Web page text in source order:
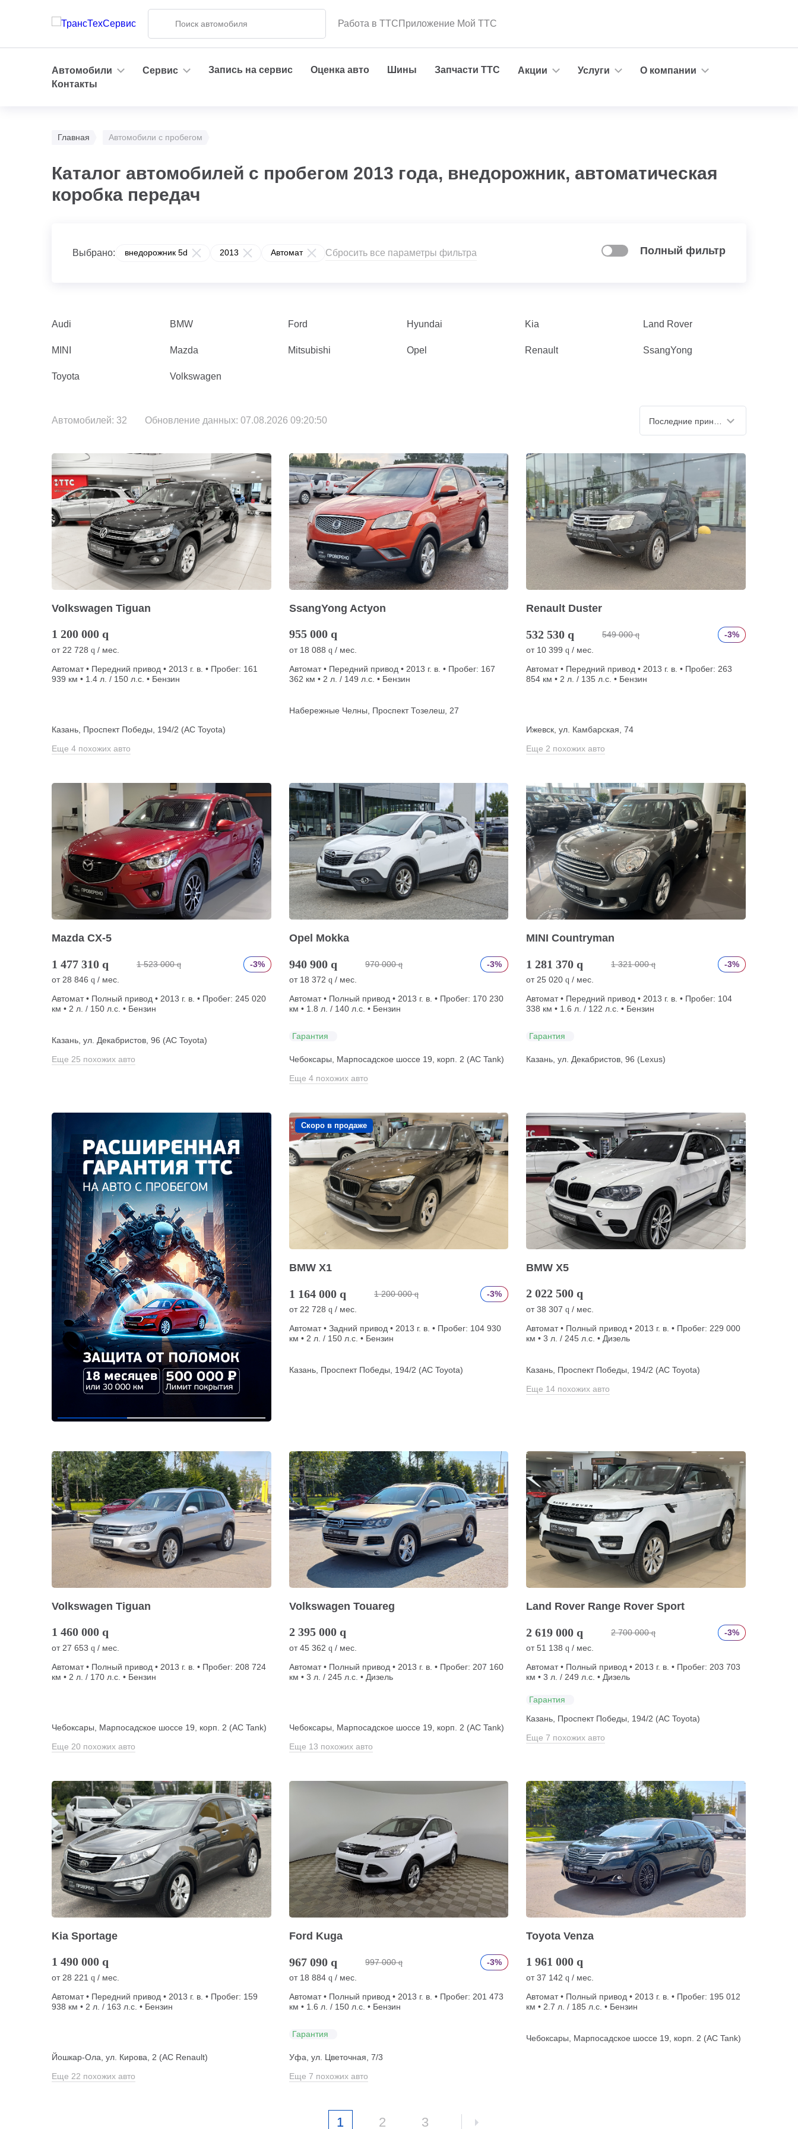
Работа в ТТСПриложение Мой ТТС
Автомобили Сервис Запись на сервис Оценка авто Шины Запчасти ТТС Акции Услуги
О компании
Контакты
Главная Автомобили с пробегом
Каталог автомобилей с пробегом 2013 года, внедорожник, автоматическая
коробка передач
Выбрано: внедорожник 5d 2013 Автомат Сбросить все параметры фильтра Полный фильтр
Audi BMW Ford Hyundai Kia Land Rover
MINI Mazda Mitsubishi Opel Renault SsangYong
Toyota Volkswagen
Автомобилей: 32 Обновление данных: 07.08.2026 09:20:50
Volkswagen Tiguan
1 200 000 q
от 22 728 q / мес.
Автомат • Передний привод • 2013 г. в. • Пробег: 161
939 км • 1.4 л. / 150 л.с. • Бензин
Казань, Проспект Победы, 194/2 (АС Toyota)
Еще 4 похожих авто
SsangYong Actyon
955 000 q
от 18 088 q / мес.
Автомат • Передний привод • 2013 г. в. • Пробег: 167
362 км • 2 л. / 149 л.с. • Бензин
Набережные Челны, Проспект Тозелеш, 27
Renault Duster
532 530 q 549 000 q
-3%
от 10 399 q / мес.
Автомат • Передний привод • 2013 г. в. • Пробег: 263
854 км • 2 л. / 135 л.с. • Бензин
Ижевск, ул. Камбарская, 74
Еще 2 похожих авто
Mazda CX-5
1 477 310 q 1 523 000 q
-3%
от 28 846 q / мес.
Автомат • Полный привод • 2013 г. в. • Пробег: 245 020
км • 2 л. / 150 л.с. • Бензин
Казань, ул. Декабристов, 96 (АС Toyota)
Еще 25 похожих авто
Opel Mokka
940 900 q 970 000 q
-3%
от 18 372 q / мес.
Автомат • Полный привод • 2013 г. в. • Пробег: 170 230
км • 1.8 л. / 140 л.с. • Бензин
Гарантия
Чебоксары, Марпосадское шоссе 19, корп. 2 (АС Tank)
Еще 4 похожих авто
MINI Countryman
1 281 370 q 1 321 000 q
-3%
от 25 020 q / мес.
Автомат • Передний привод • 2013 г. в. • Пробег: 104
338 км • 1.6 л. / 122 л.с. • Бензин
Гарантия
Казань, ул. Декабристов, 96 (Lexus)
Скоро в продаже
BMW X1
1 164 000 q 1 200 000 q
-3%
от 22 728 q / мес.
Автомат • Задний привод • 2013 г. в. • Пробег: 104 930
км • 2 л. / 150 л.с. • Бензин
Казань, Проспект Победы, 194/2 (АС Toyota)
BMW X5
2 022 500 q
от38 307 q / мес.
Автомат • Полный привод • 2013 г. в. • Пробег: 229 000
км • 3 л. / 245 л.с. • Дизель
Казань, Проспект Победы, 194/2 (АС Toyota)
Еще 14 похожих авто
Volkswagen Tiguan
1 460 000 q
от27 653 q / мес.
Автомат • Полный привод • 2013 г. в. • Пробег: 208 724
км • 2 л. / 170 л.с. • Бензин
Чебоксары, Марпосадское шоссе 19, корп. 2 (АС Tank)
Еще 20 похожих авто
Volkswagen Touareg
2 395 000 q
от45 362 q / мес.
Автомат • Полный привод • 2013 г. в. • Пробег: 207 160
км • 3 л. / 245 л.с. • Дизель
Чебоксары, Марпосадское шоссе 19, корп. 2 (АС Tank)
Еще 13 похожих авто
Land Rover Range Rover Sport
2 619 000 q 2 700 000 q
-3%
от51 138 q / мес.
Автомат • Полный привод • 2013 г. в. • Пробег: 203 703
км • 3 л. / 249 л.с. • Дизель
Гарантия
Казань, Проспект Победы, 194/2 (АС Toyota)
Еще 7 похожих авто
Kia Sportage
1 490 000 q
от28 221 q / мес.
Автомат • Передний привод • 2013 г. в. • Пробег: 159
938 км • 2 л. / 163 л.с. • Бензин
Йошкар-Ола, ул. Кирова, 2 (АС Renault)
Еще 22 похожих авто
Ford Kuga
967 090 q 997 000 q
-3%
от 18 884 q / мес.
Автомат • Полный привод • 2013 г. в. • Пробег: 201 473
км • 1.6 л. / 150 л.с. • Бензин
Гарантия
Уфа, ул. Цветочная, 7/3
Еще 7 похожих авто
Toyota Venza
1 961 000 q
от37 142 q / мес.
Автомат • Полный привод • 2013 г. в. • Пробег: 195 012
км • 2.7 л. / 185 л.с. • Бензин
Чебоксары, Марпосадское шоссе 19, корп. 2 (АС Tank)
1 2 3